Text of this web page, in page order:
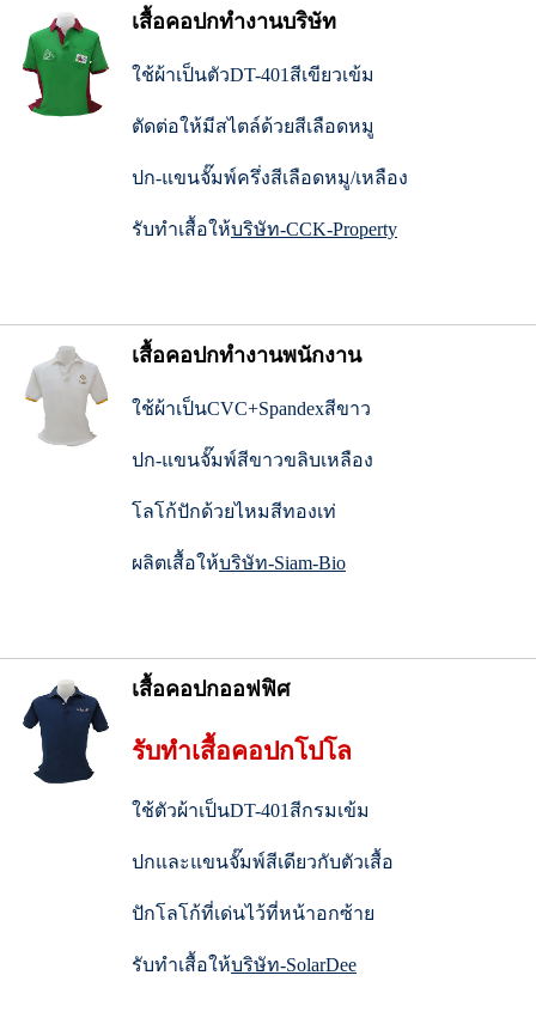
เสื้อคอปกทำงานบริษัท
ใช้ผ้าเป็นตัวDT-401สีเขียวเข้ม
ตัดต่อให้มีสไตล์ด้วยสีเลือดหมู
ปก-แขนจั๊มพ์ครึ่งสีเลือดหมู/เหลือง
รับทำเสื้อให้บริษัท-CCK-Property
เสื้อคอปกทำงานพนักงาน
ใช้ผ้าเป็นCVC+Spandexสีขาว
ปก-แขนจั๊มพ์สีขาวขลิบเหลือง
โลโก้ปักด้วยไหมสีทองเท่
ผลิตเสื้อให้บริษัท-Siam-Bio
เสื้อคอปกออฟฟิศ
รับทำเสื้อคอปกโปโล
ใช้ตัวผ้าเป็นDT-401สีกรมเข้ม
ปกและแขนจั๊มพ์สีเดียวกับตัวเสื้อ
ปักโลโก้ที่เด่นไว้ที่หน้าอกซ้าย
รับทำเสื้อให้บริษัท-SolarDee